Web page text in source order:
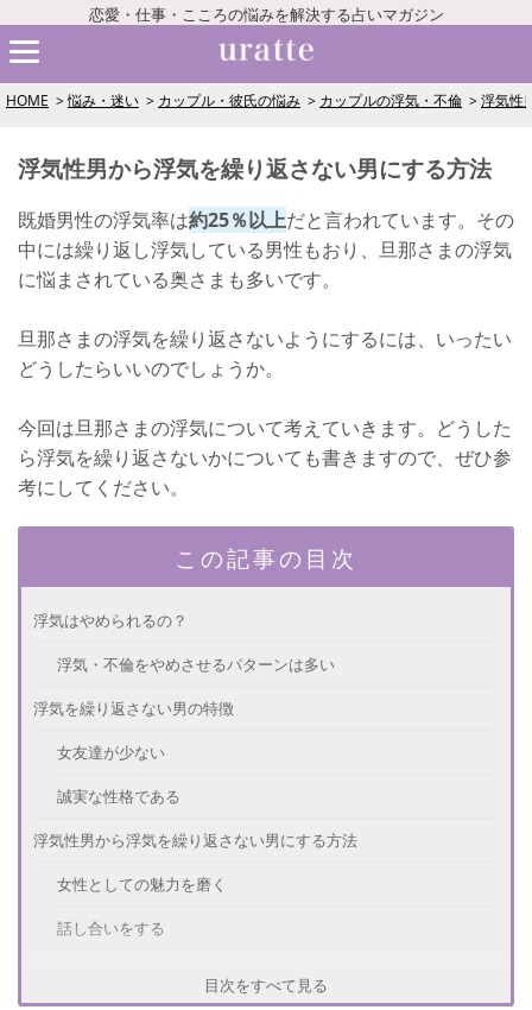
恋愛・仕事・こころの悩みを解決する占いマガジン
HOME 悩み・迷い カップル・彼氏の悩み カップルの浮気・不倫 浮気性
浮気性男から浮気を繰り返さない男にする方法
既婚男性の浮気率は約25％以上だと言われています。その
中には繰り返し浮気している男性もおり、旦那さまの浮気
に悩まされている奥さまも多いです。
旦那さまの浮気を繰り返さないようにするには、いったい
どうしたらいいのでしょうか。
今回は旦那さまの浮気について考えていきます。どうした
ら浮気を繰り返さないかについても書きますので、ぜひ参
考にしてください。
この記事の目次
浮気はやめられるの？
浮気・不倫をやめさせるパターンは多い
浮気を繰り返さない男の特徴
女友達が少ない
誠実な性格である
浮気性男から浮気を繰り返さない男にする方法
女性としての魅力を磨く
話し合いをする
目次をすべて見る